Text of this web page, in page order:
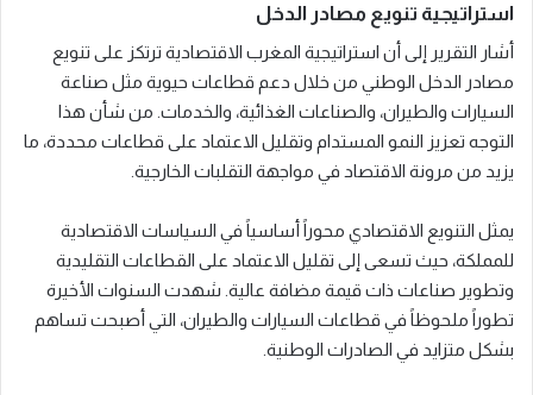
استراتيجية تنويع مصادر الدخل
أشار التقرير إلى أن استراتيجية المغرب الاقتصادية ترتكز على تنويع
مصادر الدخل الوطني من خلال دعم قطاعات حيوية مثل صناعة
السيارات والطيران، والصناعات الغذائية، والخدمات. من شأن هذا
التوجه تعزيز النمو المستدام وتقليل الاعتماد على قطاعات محددة، ما
يزيد من مرونة الاقتصاد في مواجهة التقلبات الخارجية.
يمثل التنويع الاقتصادي محوراً أساسياً في السياسات الاقتصادية
للمملكة، حيث تسعى إلى تقليل الاعتماد على القطاعات التقليدية
وتطوير صناعات ذات قيمة مضافة عالية. شهدت السنوات الأخيرة
تطوراً ملحوظاً في قطاعات السيارات والطيران، التي أصبحت تساهم
بشكل متزايد في الصادرات الوطنية.